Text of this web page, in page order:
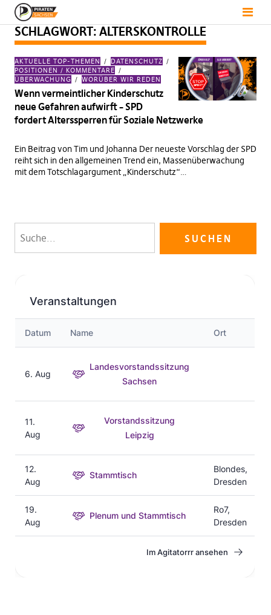
SCHLAGWORT: ALTERSKONTROLLE
AKTUELLE TOP-THEMEN
DATENSCHUTZ
POSITIONEN / KOMMENTARE
ÜBERWACHUNG
WORÜBER WIR REDEN
Wenn vermeintlicher Kinderschutz
neue Gefahren aufwirft – SPD
fordert Alterssperren für Soziale Netzwerke
Ein Beitrag von Tim und Johanna Der neueste Vorschlag der SPD
reiht sich in den allgemeinen Trend ein, Massenüberwachung
mit dem Totschlagargument „Kinderschutz“…